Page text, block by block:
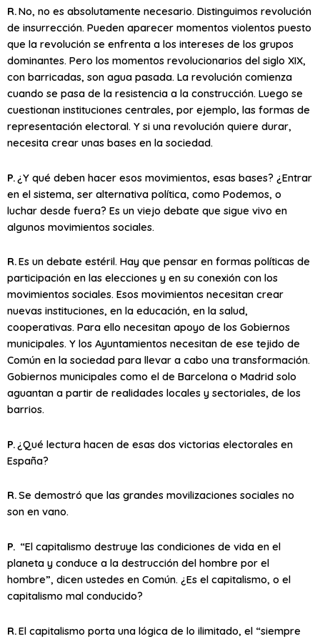
R.No, no es absolutamente necesario. Distinguimos revolución
de insurrección. Pueden aparecer momentos violentos puesto
que la revolución se enfrenta a los intereses de los grupos
dominantes. Pero los momentos revolucionarios del siglo XIX,
con barricadas, son agua pasada. La revolución comienza
cuando se pasa de la resistencia a la construcción. Luego se
cuestionan instituciones centrales, por ejemplo, las formas de
representación electoral. Y si una revolución quiere durar,
necesita crear unas bases en la sociedad.
P.¿Y qué deben hacer esos movimientos, esas bases? ¿Entrar
en el sistema, ser alternativa política, como Podemos, o
luchar desde fuera? Es un viejo debate que sigue vivo en
algunos movimientos sociales.
R.Es un debate estéril. Hay que pensar en formas políticas de
participación en las elecciones y en su conexión con los
movimientos sociales. Esos movimientos necesitan crear
nuevas instituciones, en la educación, en la salud,
cooperativas. Para ello necesitan apoyo de los Gobiernos
municipales. Y los Ayuntamientos necesitan de ese tejido de
Común en la sociedad para llevar a cabo una transformación.
Gobiernos municipales como el de Barcelona o Madrid solo
aguantan a partir de realidades locales y sectoriales, de los
barrios.
P.¿Qué lectura hacen de esas dos victorias electorales en
España?
R.Se demostró que las grandes movilizaciones sociales no
son en vano.
P. “El capitalismo destruye las condiciones de vida en el
planeta y conduce a la destrucción del hombre por el
hombre”, dicen ustedes en Común. ¿Es el capitalismo, o el
capitalismo mal conducido?
R.El capitalismo porta una lógica de lo ilimitado, el “siempre